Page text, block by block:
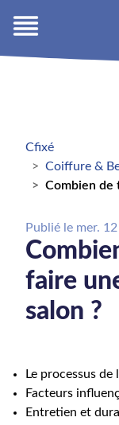
Cfixé
Coiffure &
Combien de
Publié le mer.
faire
salon ?
Le processus
Facteurs
Entretien et